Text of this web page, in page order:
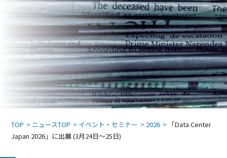
TOP ニュースTOP イベント・セミナー 2026
「Data Center
Japan 2026」に出展 (3月24日～25日)